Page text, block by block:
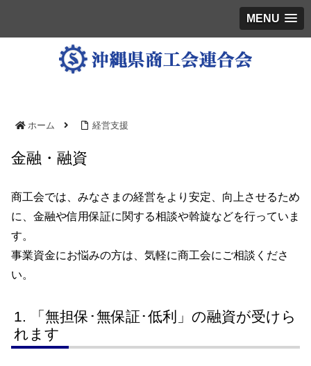
MENU
ホーム 経営支援
金融・融資
商工会では、みなさまの経営をより安定、向上させるため
に、金融や信用保証に関する相談や斡旋などを行っていま
す。
事業資金にお悩みの方は、気軽に商工会にご相談くださ
い。
「無担保･無保証･低利」の融資が受けら
れます